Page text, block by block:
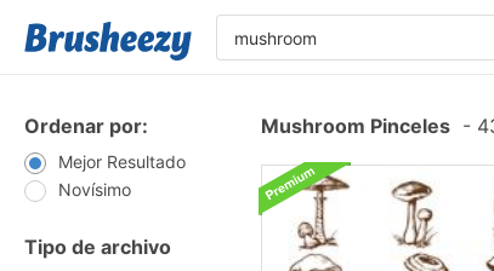
Ordenar por:
Mejor Resultado
Novísimo
Tipo de archivo
Mushroom Pinceles -